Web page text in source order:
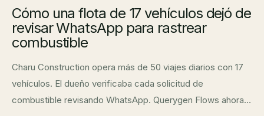
Cómo una flota de 17 vehículos dejó de
revisar WhatsApp para rastrear
combustible
Charu Construction opera más de 50 viajes diarios con 17
vehículos. El dueño verificaba cada solicitud de
combustible revisando WhatsApp. Querygen Flows ahora